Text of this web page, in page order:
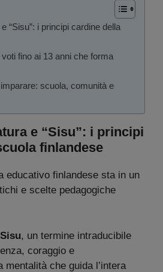
“Sisu”: i principi cardine della
fino ai 13 anni che forma
scuola, comunità e
e “Sisu”: i principi
finlandese
educativo finlandese sta in un
e scelte pedagogiche
Sisu, un termine intraducibile
coraggio e
mentalità che guida l’intera